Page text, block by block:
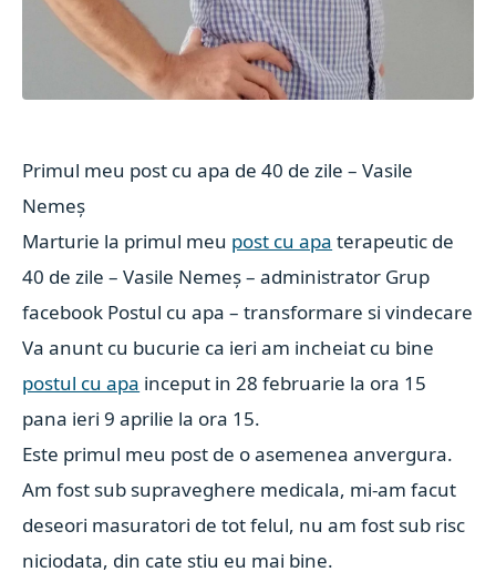
Primul meu post cu apa de 40 de zile – Vasile
Nemeș
Marturie la primul meu post cu apa terapeutic de
40 de zile – Vasile Nemeș – administrator Grup
facebook Postul cu apa – transformare si vindecare
Va anunt cu bucurie ca ieri am incheiat cu bine
postul cu apa inceput in 28 februarie la ora 15
pana ieri 9 aprilie la ora 15.
Este primul meu post de o asemenea anvergura.
Am fost sub supraveghere medicala, mi-am facut
deseori masuratori de tot felul, nu am fost sub risc
niciodata, din cate stiu eu mai bine.